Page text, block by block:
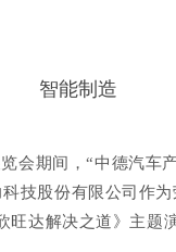
智能制造
会期间 ，“中德汽车
技 股份有限公司作
达解决之道》主题